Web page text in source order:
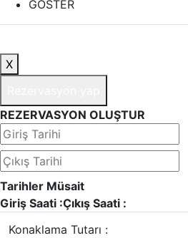
GÖSTER
X
REZERVASYON OLUŞTUR
Tarihler Müsait
Giriş Saati :Çıkış Saati :
Konaklama Tutarı :